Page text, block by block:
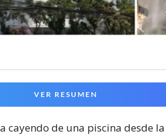
VER RESUMEN
cayendo de una piscina desde